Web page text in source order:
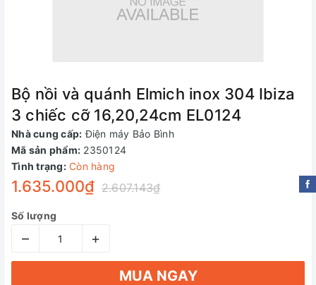
Bộ nồi và quánh Elmich inox 304 Ibiza
3 chiếc cỡ 16,20,24cm EL0124
Nhà cung cấp: Điện máy Bảo Bình
Mã sản phẩm: 2350124
Tình trạng: Còn hàng
1.635.000₫ 2.607.143₫
Số lượng
– +
MUA NGAY